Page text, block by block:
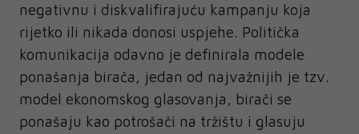
negativnu i diskvalifirajuću kampanju koja
rijetko ili nikada donosi uspjehe. Politička
komunikacija odavno je definirala modele
ponašanja birača, jedan od najvažnijih je tzv.
model ekonomskog glasovanja, birači se
ponašaju kao potrošači na tržištu i glasuju